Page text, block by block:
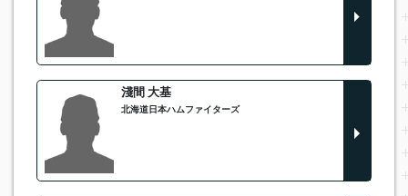
淺間 大基
北海道日本ハムファイターズ